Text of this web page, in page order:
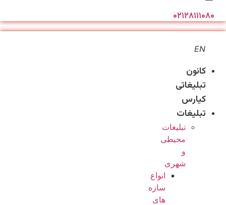
۰۲۱۲۸۱۱۱۰۸۰
EN
کانون
تبلیغاتی
کیارس
تبلیغات
تبلیغات
محیطی
و
شهری
انواع
سازه‌
های